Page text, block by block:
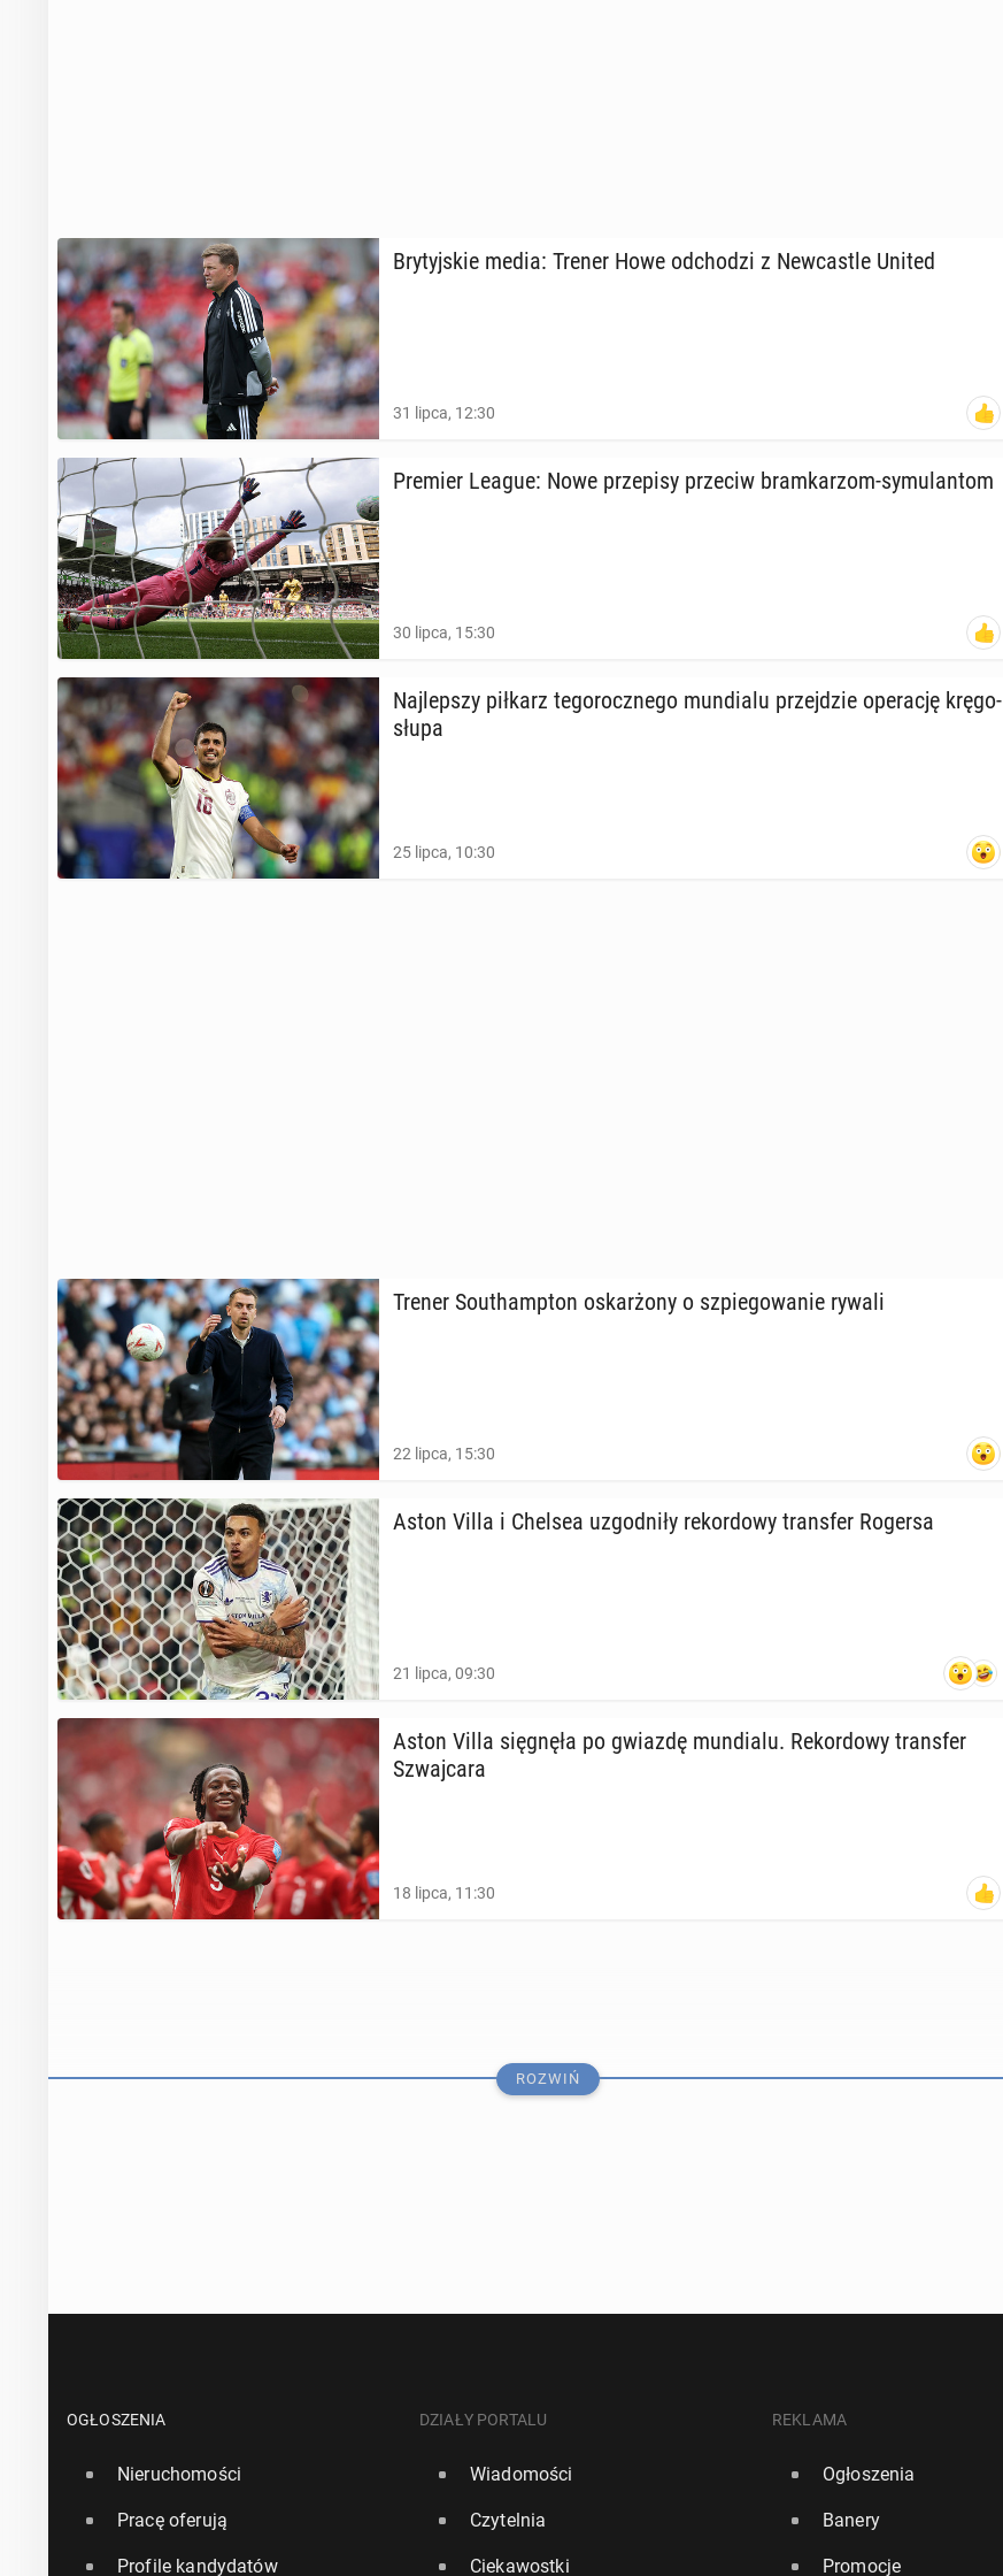
Bry­tyj­skie media: Trener Howe od­cho­dzi z New­ca­stle United
31 lipca, 12:30
Premier League: Nowe prze­pi­sy przeciw bram­ka­rzom-sy­mu­lan­tom
30 lipca, 15:30
Naj­lep­szy piłkarz te­go­rocz­ne­go mun­dia­lu przej­dzie ope­ra­cję krę­go­
słu­pa
25 lipca, 10:30
Trener So­uthamp­ton oskar­żo­ny o szpie­go­wa­nie rywali
22 lipca, 15:30
Aston Villa i Chelsea uzgod­ni­ły re­kor­do­wy trans­fer Rogersa
21 lipca, 09:30
Aston Villa się­gnę­ła po gwiazdę mun­dia­lu. Re­kor­do­wy trans­fer
Szwaj­ca­ra
18 lipca, 11:30
Hiszpan Arbeloa tre­ne­rem Fulham
ROZWIŃ
OGŁOSZENIA
Nieruchomości
Pracę oferują
Profile kandydatów
DZIAŁY PORTALU
Wiadomości
Czytelnia
Ciekawostki
REKLAMA
Ogłoszenia
Banery
Promocje